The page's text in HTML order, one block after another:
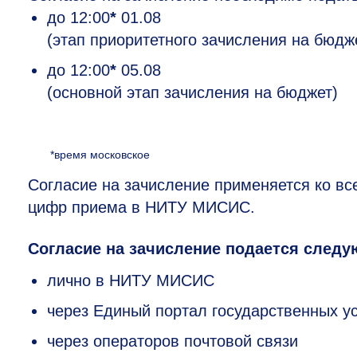
до 12:00* 01.08
(этап приоритетного зачисления на
до 12:00* 05.08
(основной этап зачисления на бюджет)
*время московское
Согласие на зачисление применяется ко
цифр приема в НИТУ МИСИС.
Согласие на зачисление подается
лично в НИТУ МИСИС
через Единый портал государственных
через операторов почтовой связи